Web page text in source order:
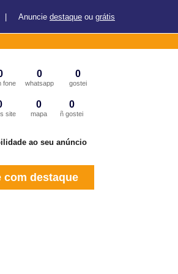
Anuncie destaque ou grátis
fone
0
whatsapp
0
gostei
site
0
mapa
0
ñ gostei
ao seu anúncio
com destaque